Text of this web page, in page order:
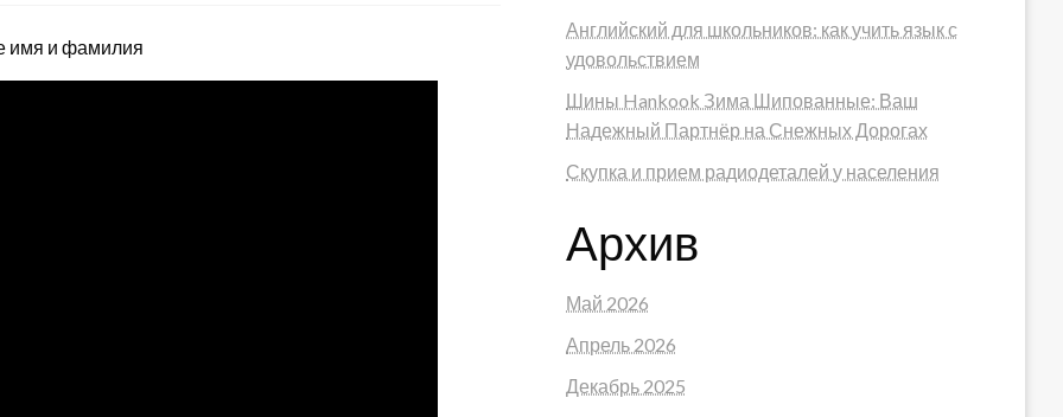
Английский для школьников: как учить язык с
удовольствием
Шины Hankook Зима Шипованные: Ваш
Надежный Партнёр на Снежных Дорогах
Скупка и прием радиодеталей у населения
Архив
Май 2026
Апрель 2026
Декабрь 2025